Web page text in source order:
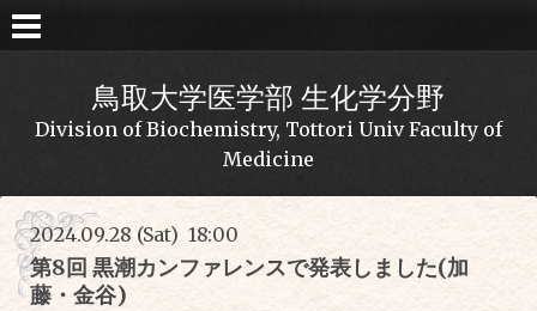
鳥取大学医学部 生化学分野
Division of Biochemistry, Tottori Univ Faculty of
Medicine
2024.09.28 (Sat) 18:00
第8回 黒潮カンファレンスで発表しました(加
藤・金谷)